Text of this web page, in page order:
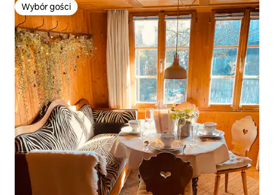
Wybór gości
Wybór gości